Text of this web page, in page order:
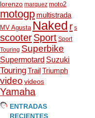
lorenzo marquez moto2
motogp multistrada
MV Agusta Naked r s
scooterSport Sport
Touring Superbike
Supermotard Suzuki
TouringTrailTriumph
video videos
Yamaha
ENTRADAS
RECIENTES